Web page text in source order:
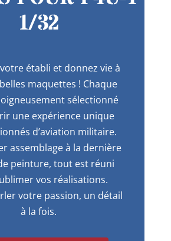
1/32
établi et donnez vie à
maquettes ! Chaque
sélectionné
une expérience unique
d’aviation militaire.
assemblage à la dernière
peinture, tout est réuni
vos réalisations.
votre passion, un détail
à la fois.